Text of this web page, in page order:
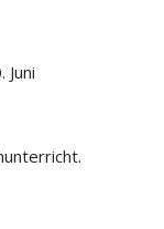
Juni